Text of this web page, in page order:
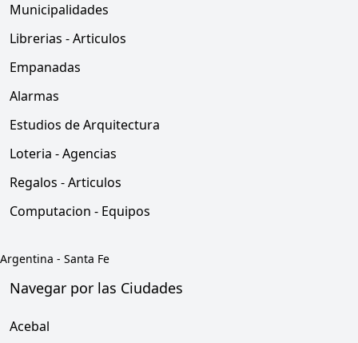
Municipalidades
Librerias - Articulos
Empanadas
Alarmas
Estudios de Arquitectura
Loteria - Agencias
Regalos - Articulos
Computacion - Equipos
Argentina - Santa Fe
Navegar por las Ciudades
Acebal